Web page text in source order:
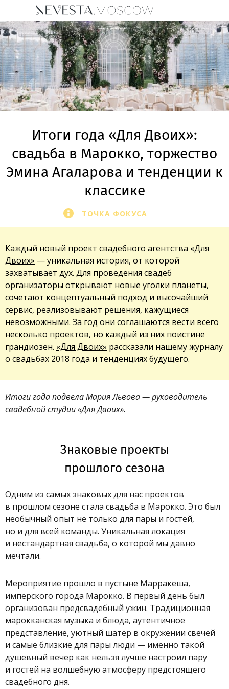
Итоги года «Для Двоих»:
свадьба в Марокко, торжество
Эмина Агаларова и тенденции к
классике
ТОЧКА ФОКУСА
Каждый новый проект свадебного агентства «Для
Двоих» — уникальная история, от которой
захватывает дух. Для проведения свадеб
организаторы открывают новые уголки планеты,
сочетают концептуальный подход и высочайший
сервис, реализовывают решения, кажущиеся
невозможными. За год они соглашаются вести всего
несколько проектов, но каждый из них поистине
грандиозен. «Для Двоих» рассказали нашему журналу
о свадьбах 2018 года и тенденциях будущего.
Итоги года подвела Мария Львова — руководитель
свадебной студии «Для Двоих».
Знаковые проекты
прошлого сезона
Одним из самых знаковых для нас проектов
в прошлом сезоне стала свадьба в Марокко. Это был
необычный опыт не только для пары и гостей,
но и для всей команды. Уникальная локация
и нестандартная свадьба, о которой мы давно
мечтали.
Мероприятие прошло в пустыне Марракеша,
имперского города Марокко. В первый день был
организован предсвадебный ужин. Традиционная
марокканская музыка и блюда, аутентичное
представление, уютный шатер в окружении свечей
и самые близкие для пары люди — именно такой
душевный вечер как нельзя лучше настроил пару
и гостей на волшебную атмосферу предстоящего
свадебного дня.